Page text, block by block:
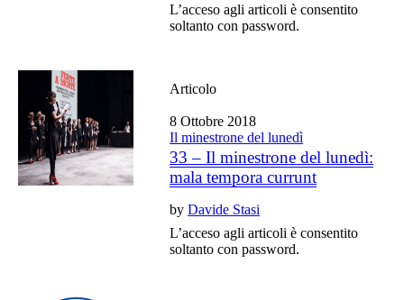
L’acceso agli articoli è consentito
soltanto con password.
Articolo
8 Ottobre 2018
Il minestrone del lunedì
33 – Il minestrone del lunedì:
mala tempora currunt
byDavide Stasi
L’acceso agli articoli è consentito
soltanto con password.